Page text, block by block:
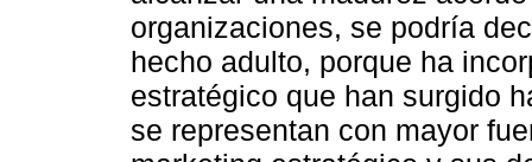
organizaciones, se podría
hecho adulto, porque ha
estratégico que han surgido
se representan con mayor